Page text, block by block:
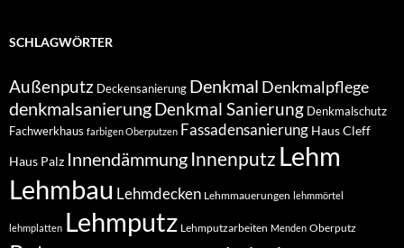
SCHLAGWÖRTER
Außenputz Deckensanierung Denkmal Denkmalpflege
denkmalsanierungDenkmal Sanierung Denkmalschutz
Fachwerkhaus farbigen Oberputzen Fassadensanierung Haus Cleff
Haus Palz Innendämmung Innenputz Lehm
Lehmbau Lehmdecken Lehmmauerungen lehmmörtel
lehmplatten Lehmputz Lehmputzarbeiten Menden Oberputz